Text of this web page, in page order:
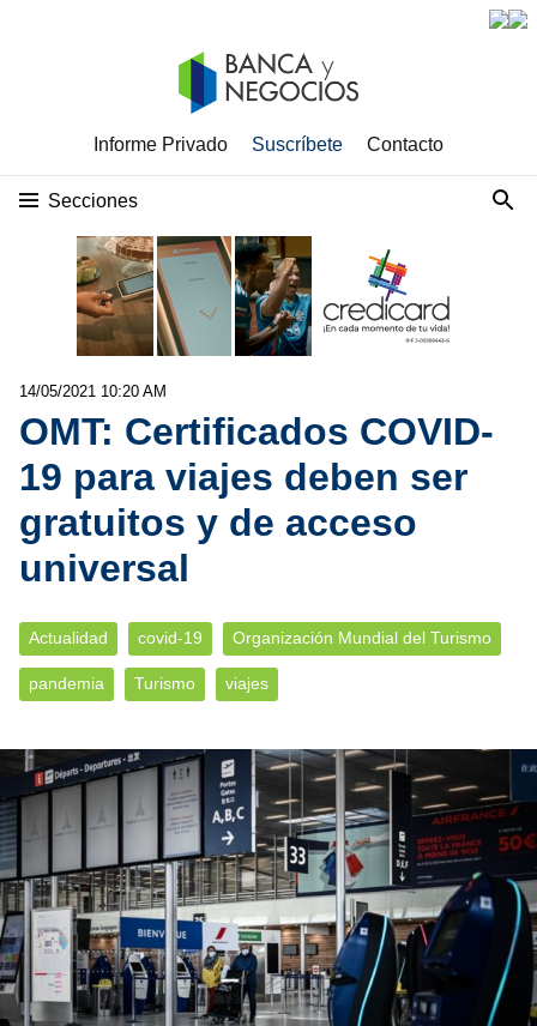
Informe Privado Suscríbete Contacto
Secciones
14/05/2021 10:20 AM
OMT: Certificados COVID-
19 para viajes deben ser
gratuitos y de acceso
universal
Actualidad covid-19 Organización Mundial del Turismo
pandemia Turismo viajes